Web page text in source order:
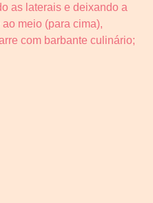
as laterais e deixando a
meio (para cima),
com barbante culinário;